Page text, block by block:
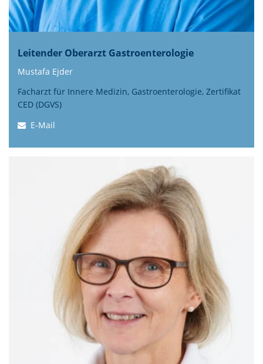
Leitender Oberarzt Gastroenterologie
Mustafa Ejder
Facharzt für Innere Medizin, Gastroenterologie, Zertifikat
CED (DGVS)
E-Mail